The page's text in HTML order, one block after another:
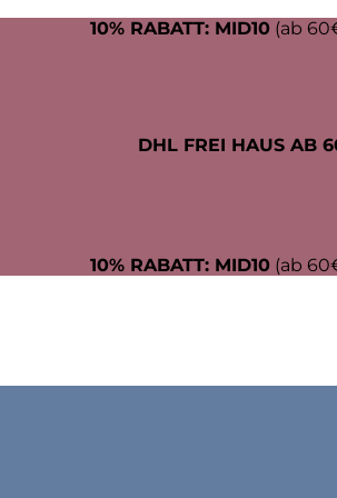
10% RABATT: MID10 (ab
DHL FREI HAUS AB
10% RABATT: MID10 (ab